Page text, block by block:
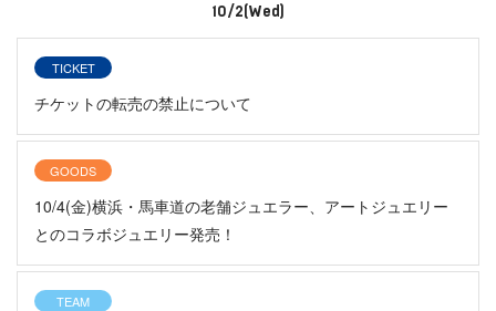
10/2(Wed)
TICKET
チケットの転売の禁止について
GOODS
10/4(金)横浜・馬車道の老舗ジュエラー、アートジュエリー
とのコラボジュエリー発売！
TEAM